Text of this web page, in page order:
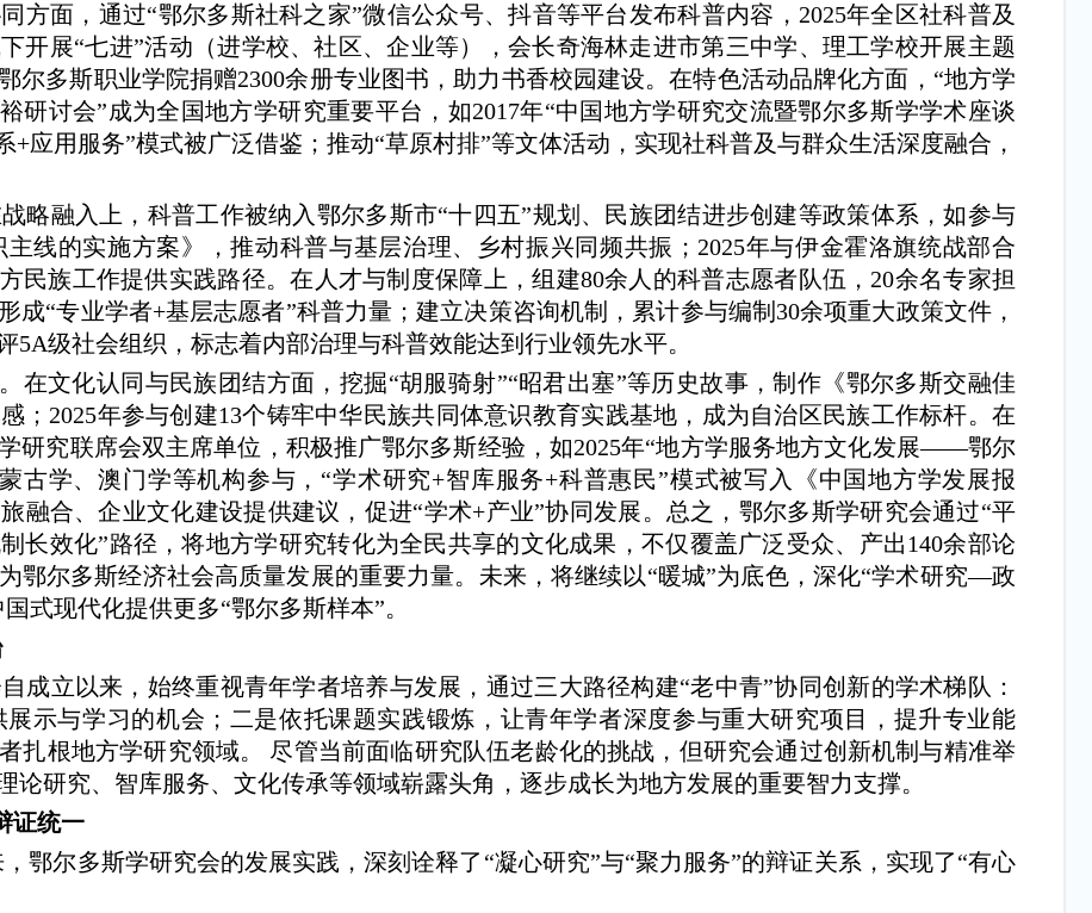
方面，通过“鄂尔多斯社科之家”微信公众号、抖音等平台发布科普内容，2025年全区社科普及
开展“七进”活动（进学校、社区、企业等），会长奇海林走进市第三中学、理工学校开展主题
尔多斯职业学院捐赠2300余册专业图书，助力书香校园建设。在特色活动品牌化方面，“地方学
研讨会”成为全国地方学研究重要平台，如2017年“中国地方学研究交流暨鄂尔多斯学学术座谈
+应用服务”模式被广泛借鉴；推动“草原村排”等文体活动，实现社科普及与群众生活深度融合，
略融入上，科普工作被纳入鄂尔多斯市“十四五”规划、民族团结进步创建等政策体系，如参与
线的实施方案》，推动科普与基层治理、乡村振兴同频共振；2025年与伊金霍洛旗统战部合
民族工作提供实践路径。在人才与制度保障上，组建80余人的科普志愿者队伍，20余名专家担
成“专业学者+基层志愿者”科普力量；建立决策咨询机制，累计参与编制30余项重大政策文件，
5A级社会组织，标志着内部治理与科普效能达到行业领先水平。
在文化认同与民族团结方面，挖掘“胡服骑射”“昭君出塞”等历史故事，制作《鄂尔多斯交融佳
；2025年参与创建13个铸牢中华民族共同体意识教育实践基地，成为自治区民族工作标杆。在
研究联席会双主席单位，积极推广鄂尔多斯经验，如2025年“地方学服务地方文化发展——鄂尔
古学、澳门学等机构参与，“学术研究+智库服务+科普惠民”模式被写入《中国地方学发展报
融合、企业文化建设提供建议，促进“学术+产业”协同发展。总之，鄂尔多斯学研究会通过“平
长效化”路径，将地方学研究转化为全民共享的文化成果，不仅覆盖广泛受众、产出140余部论
鄂尔多斯经济社会高质量发展的重要力量。未来，将继续以“暖城”为底色，深化“学术研究—政
式现代化提供更多“鄂尔多斯样本”。
立以来，始终重视青年学者培养与发展，通过三大路径构建“老中青”协同创新的学术梯队：
示与学习的机会；二是依托课题实践锻炼，让青年学者深度参与重大研究项目，提升专业能
扎根地方学研究领域。 尽管当前面临研究队伍老龄化的挑战，但研究会通过创新机制与精准举
论研究、智库服务、文化传承等领域崭露头角，逐步成长为地方发展的重要智力支撑。
证统一
鄂尔多斯学研究会的发展实践，深刻诠释了“凝心研究”与“聚力服务”的辩证关系，实现了“有心